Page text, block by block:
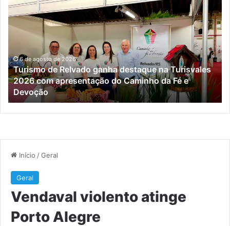
de 2026
de Relvado ganha destaque na Turisvales
com apresentação do Caminho da Fé e
violento
atinge
Porto
Alegre
6 de